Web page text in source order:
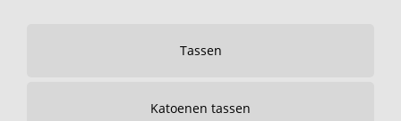
Tassen
Katoenen tassen